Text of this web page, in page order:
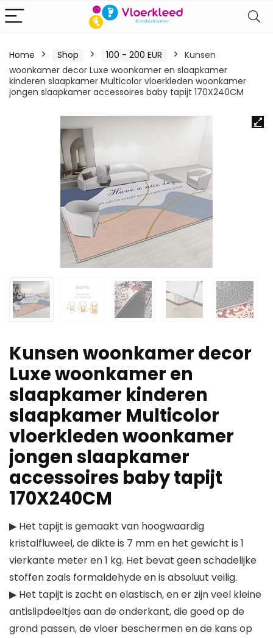
Home Shop 100 - 200 EUR
Kunsen
woonkamer decor Luxe woonkamer en slaapkamer
kinderen slaapkamer Multicolor vloerkleden woonkamer
jongen slaapkamer accessoires baby tapijt 170X240CM
Kunsen woonkamer decor
Luxe woonkamer en
slaapkamer kinderen
slaapkamer Multicolor
vloerkleden woonkamer
jongen slaapkamer
accessoires baby tapijt
170X240CM
▶ Het tapijt is gemaakt van hoogwaardig
kristalfluweel, de dikte is 7 mm en het gewicht is 1
vierkante meter en 1 kg. Het bevat geen schadelijke
stoffen zoals formaldehyde en is absoluut veilig.
▶ Het tapijt is zacht en elastisch, en er zijn veel kleine
antislipdeeltjes aan de onderkant, die goed op de
grond passen, de vloer beschermen en de kans op